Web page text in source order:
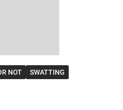
NOT SWATTING
window